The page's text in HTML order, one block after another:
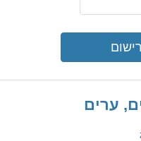
ערים